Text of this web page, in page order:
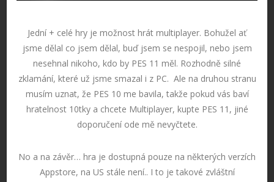
Jední + celé hry je možnost hrát multiplayer. Bohužel ať
jsme dělal co jsem dělal, buď jsem se nespojil, nebo jsem
nesehnal nikoho, kdo by PES 11 měl. Rozhodně silné
zklamání, které už jsme smazal i z PC. Ale na druhou stranu
musím uznat, že PES 10 me bavila, takže pokud vás baví
hratelnost 10tky a chcete Multiplayer, kupte PES 11, jiné
doporučení ode mě nevyčtete.
No a na závěr… hra je dostupná pouze na některých verzích
Appstore, na US stále není.. I to je takové zvláštní